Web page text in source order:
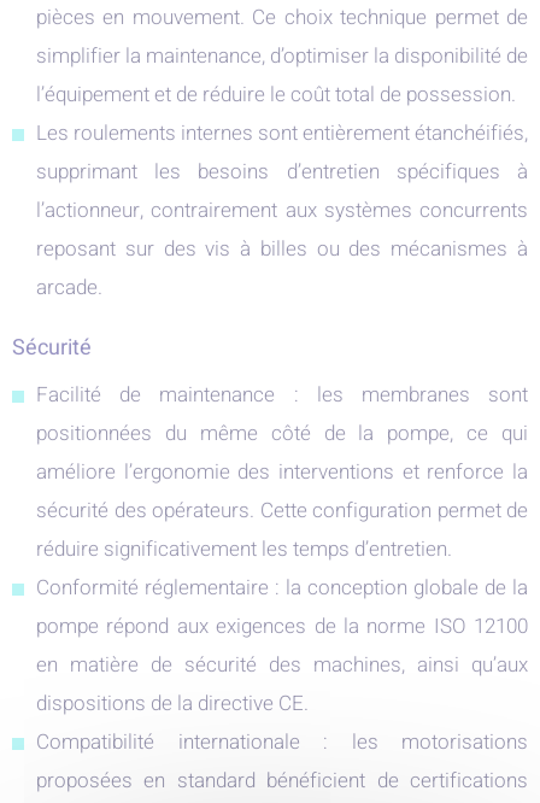
pièces en mouvement. Ce choix technique permet de
simplifier la maintenance, d’optimiser la disponibilité de
l’équipement et de réduire le coût total de possession.
Les roulements internes sont entièrement étanchéifiés,
supprimant les besoins d’entretien spécifiques à
l’actionneur, contrairement aux systèmes concurrents
reposant sur des vis à billes ou des mécanismes à
arcade.
Sécurité
Facilité de maintenance : les membranes sont
positionnées du même côté de la pompe, ce qui
améliore l’ergonomie des interventions et renforce la
sécurité des opérateurs. Cette configuration permet de
réduire significativement les temps d’entretien.
Conformité réglementaire : la conception globale de la
pompe répond aux exigences de la norme ISO 12100
en matière de sécurité des machines, ainsi qu’aux
dispositions de la directive CE.
Compatibilité internationale : les motorisations
proposées en standard bénéficient de certifications